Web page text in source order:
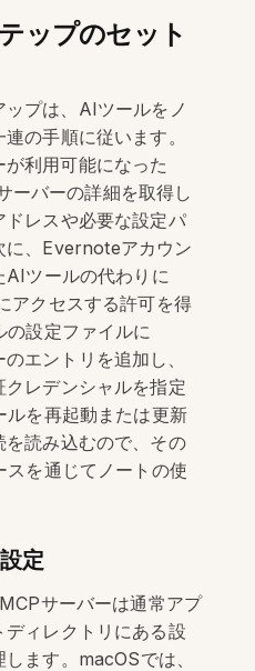
ップのセット
プは、AIツールをノ
の手順に従います。
利用可能になった
ーバーの詳細を取得し
ドレスや必要な設定パ
に、Evernoteアカウン
AIツールの代わりに
アクセスする許可を得
の設定ファイルに
エントリを追加し、
レデンシャルを指定
ルを再起動または更新
を読み込むので、その
を通じてノートの使
定
サーバーは通常アプ
ディレクトリにある設
ます。macOSでは、